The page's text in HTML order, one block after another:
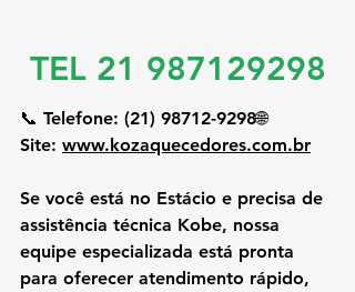
TEL 21 987129298
📞 Telefone: (21) 98712-9298🌐
Site: www.kozaquecedores.com.br
Se você está no Estácio e precisa de
assistência técnica Kobe, nossa
equipe especializada está pronta
para oferecer atendimento rápido,